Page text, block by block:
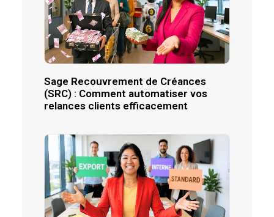
Sage Recouvrement de Créances
(SRC) : Comment automatiser vos
relances clients efficacement